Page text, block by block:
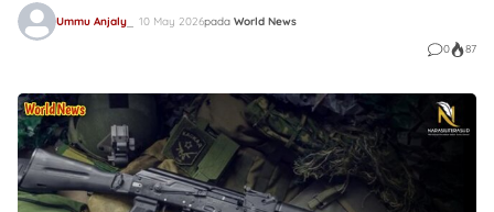
Ummu Anjaly 10 May 2026pada World News
0
87